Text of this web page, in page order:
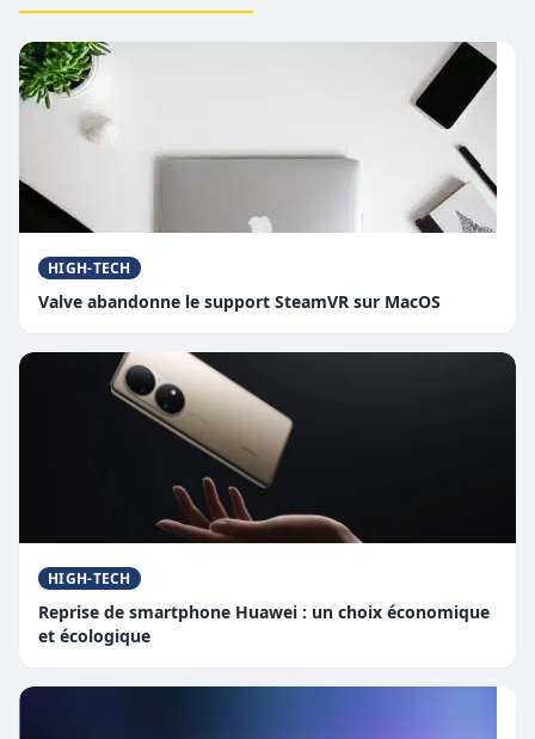
HIGH-TECH
Valve abandonne le support SteamVR sur MacOS
HIGH-TECH
Reprise de smartphone Huawei : un choix économique
et écologique